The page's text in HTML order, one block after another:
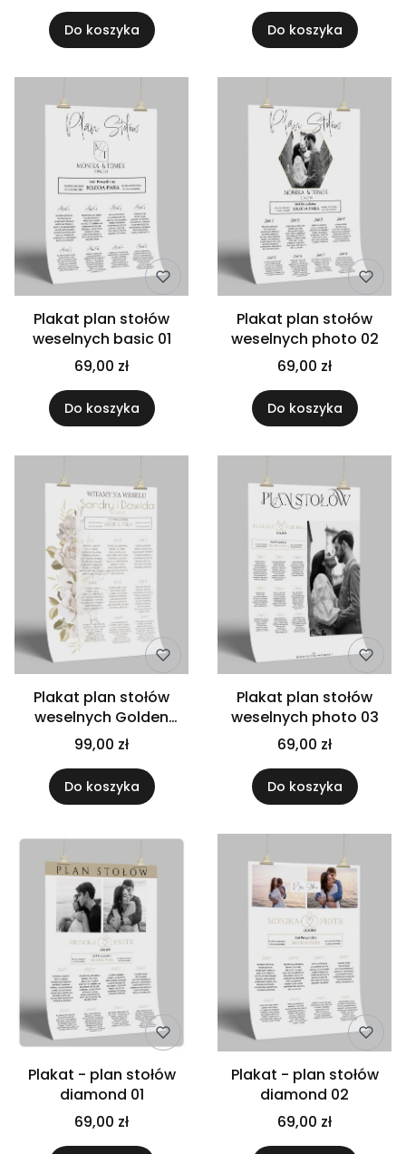
Do koszyka Do koszyka
Plakat plan stołów
weselnych basic 01
69,00 zł
Do koszyka
Plakat plan stołów
weselnych photo 02
69,00 zł
Do koszyka
Plakat plan stołów
weselnych Golden
roses03
99,00 zł
Do koszyka
Plakat plan stołów
weselnych photo 03
69,00 zł
Do koszyka
Plakat - plan stołów
diamond 01
69,00 zł
Plakat - plan stołów
diamond 02
69,00 zł